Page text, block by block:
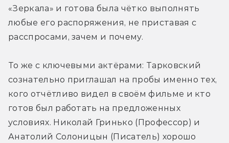
«Зеркала» и готова была чётко выполнять
любые его распоряжения, не приставая с
расспросами, зачем и почему.
То же с ключевыми актёрами: Тарковский
сознательно приглашал на пробы именно тех,
кого отчётливо видел в своём фильме и кто
готов был работать на предложенных
условиях. Николай Гринько (Профессор) и
Анатолий Солоницын (Писатель) хорошо